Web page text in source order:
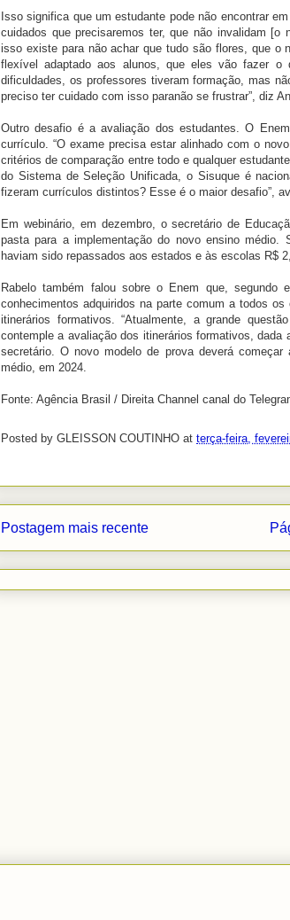
Isso significa que um estudante pode não encontrar
cuidados que precisaremos ter, que não invalidam
isso existe para não achar que tudo são flores, que o
flexível adaptado aos alunos, que eles vão fazer
dificuldades, os professores tiveram formação, mas
preciso ter cuidado com isso paranão se frustrar”, diz
Outro desafio é a avaliação dos estudantes. O
currículo. “O exame precisa estar alinhado com o
critérios de comparação entre todo e qualquer
do Sistema de Seleção Unificada, o Sisuque é
fizeram currículos distintos? Esse é o maior desafio”,
Em webinário, em dezembro, o secretário de
pasta para a implementação do novo ensino médio.
haviam sido repassados aos estados e às escolas R$
Rabelo também falou sobre o Enem que, segundo
conhecimentos adquiridos na parte comum a todos
itinerários formativos. “Atualmente, a grande
contemple a avaliação dos itinerários formativos, dada
secretário. O novo modelo de prova deverá
médio, em 2024.
Fonte: Agência Brasil / Direita Channel canal do
Posted by GLEISSON COUTINHO at terça-feira,
Postagem mais recente